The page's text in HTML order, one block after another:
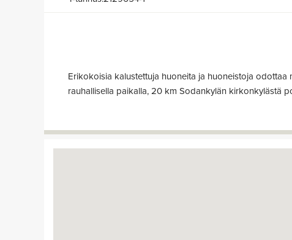
Erikokoisia kalustettuja huoneita ja huoneistoja odottaa
rauhallisella paikalla, 20 km Sodankylän kirkonkylästä